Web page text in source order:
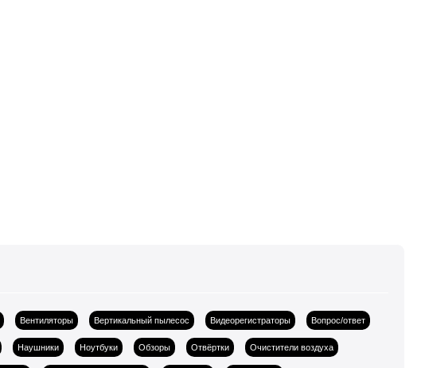
Вентиляторы Вертикальный пылесос Видеорегистраторы Вопрос/ответ
Наушники Ноутбуки Обзоры Отвёртки Очистители воздуха